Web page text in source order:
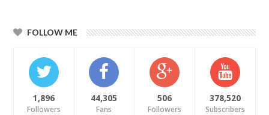
FOLLOW ME
1,896
Followers
44,305
Fans
506
Followers
378,520
Subscribers